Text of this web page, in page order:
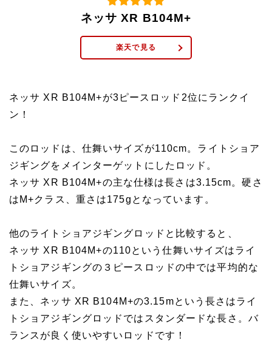
ネッサ XR B104M+
楽天で見る
ネッサ XR B104M+が3ピースロッド2位にランクイ
ン！
このロッドは、仕舞いサイズが110cm。ライトショア
ジギングをメインターゲットにしたロッド。
ネッサ XR B104M+の主な仕様は長さは3.15cm。硬さ
はM+クラス、重さは175gとなっています。
他のライトショアジギングロッドと比較すると、
ネッサ XR B104M+の110という仕舞いサイズはライ
トショアジギングの３ピースロッドの中では平均的な
仕舞いサイズ。
また、ネッサ XR B104M+の3.15mという長さはライ
トショアジギングロッドではスタンダードな長さ。バ
ランスが良く使いやすいロッドです！